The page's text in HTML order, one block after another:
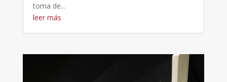
toma de...
leer más